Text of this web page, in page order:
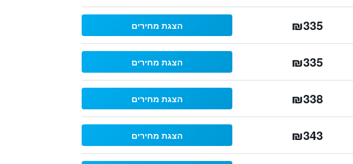
₪335 הצגת מחירים
₪335 הצגת מחירים
₪338 הצגת מחירים
₪343 הצגת מחירים